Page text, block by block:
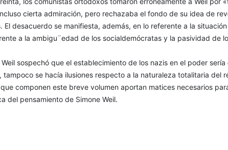
cierta admiración, pero rechazaba el fondo de su idea de
El desacuerdo se manifiesta, además, en lo referente a la
a la ambigu¨edad de los socialdemócratas y la pasividad de
sospechó que el establecimiento de los nazis en el poder sería
tampoco se hacía ilusiones respecto a la naturaleza totalitaria del
componen este breve volumen aportan matices necesarios
del pensamiento de Simone Weil.